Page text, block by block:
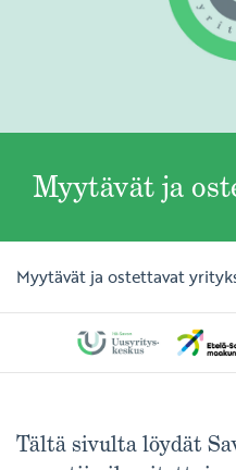
Myytävät ja
Myytävät ja ostettavat
Tältä sivulta löydät